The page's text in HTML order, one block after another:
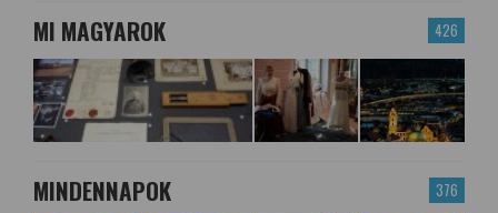
426
MI MAGYAROK
376
MINDENNAPOK